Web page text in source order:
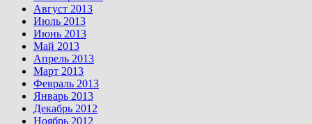
Август 2013
Июль 2013
Июнь 2013
Май 2013
Апрель 2013
Март 2013
Февраль 2013
Январь 2013
Декабрь 2012
Ноябрь 2012